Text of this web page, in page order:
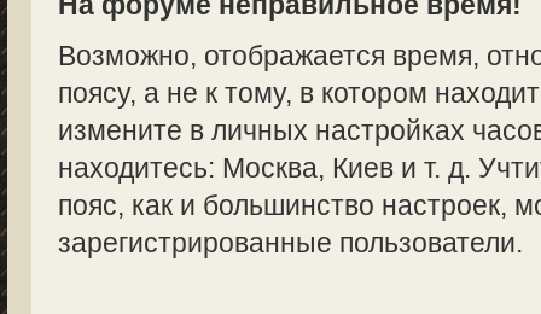
Возможно, отображается время,
поясу, а не к тому, в котором
измените в личных настройках
находитесь: Москва, Киев и т. д.
пояс, как и большинство настроек,
зарегистрированные пользователи.